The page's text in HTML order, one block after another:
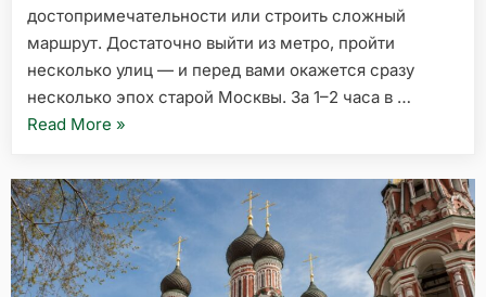
достопримечательности или строить сложный
маршрут. Достаточно выйти из метро, пройти
несколько улиц — и перед вами окажется сразу
несколько эпох старой Москвы. За 1–2 часа в …
Read More «Китай-
в
Москве:
что
посмотреть
за
»